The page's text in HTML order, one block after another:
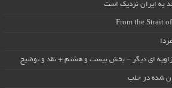
به ایران نزدیک است
From the Strait
زاویه ای دیگر – بخش بیست و هشتم + نقد و توضیح
شده در حلب